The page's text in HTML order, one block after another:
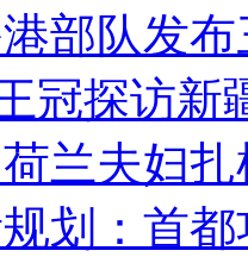
部队发
冠探访新
荷兰夫妇
划：首